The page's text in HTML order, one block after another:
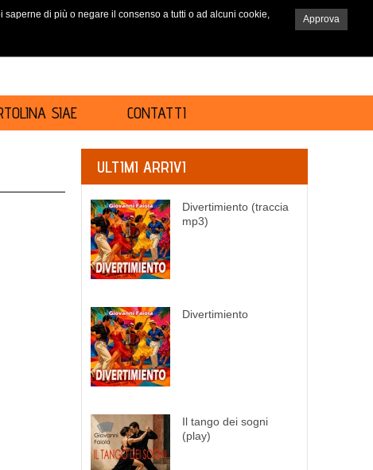
SIAE CONTATTI
ULTIMI ARRIVI
Divertimiento (traccia
mp3)
Divertimiento
Il tango dei sogni
(play)
Approva
di più o negare il consenso a tutti o ad alcuni cookie,